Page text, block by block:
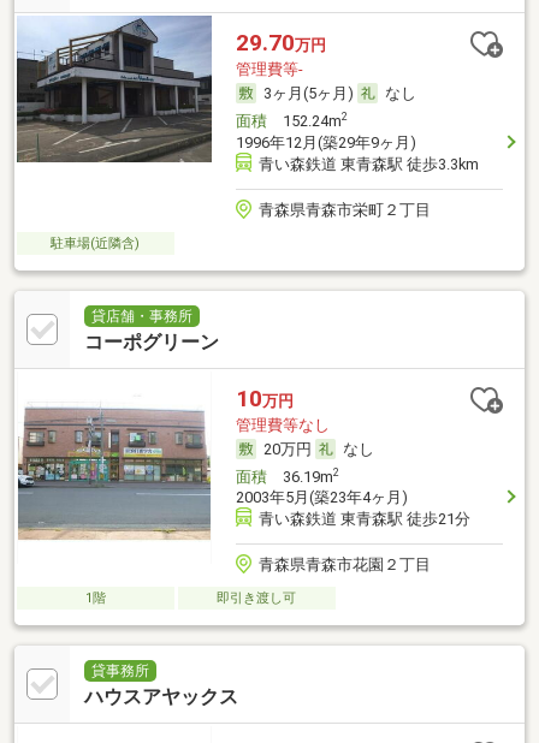
29.70万円
管理費等-
3ヶ月(5ヶ月)
なし
面積152.24m2
1996年12月(築29年9ヶ月)
青い森鉄道 東青森駅 徒歩3.3km
青森県青森市栄町２丁目
駐車場(近隣含)
貸店舗・事務所
コーポグリーン
10万円
管理費等なし
20万円
なし
面積36.19m2
2003年5月(築23年4ヶ月)
青い森鉄道 東青森駅 徒歩21分
青森県青森市花園２丁目
1階 即引き渡し可
貸事務所
ハウスアヤックス